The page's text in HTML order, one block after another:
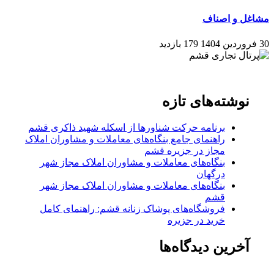
مشاغل و اصناف
30 فروردین 1404 179 بازدید
نوشته‌های تازه
برنامه حرکت شناورها از اسکله شهید ذاکری قشم
راهنمای جامع بنگاه‌های معاملات و مشاوران املاک
مجاز در جزیره قشم
بنگاه‌های معاملات و مشاوران املاک مجاز شهر
درگهان
بنگاه‌های معاملات و مشاوران املاک مجاز شهر
قشم
فروشگاه‌های پوشاک زنانه قشم: راهنمای کامل
خرید در جزیره
آخرین دیدگاه‌ها